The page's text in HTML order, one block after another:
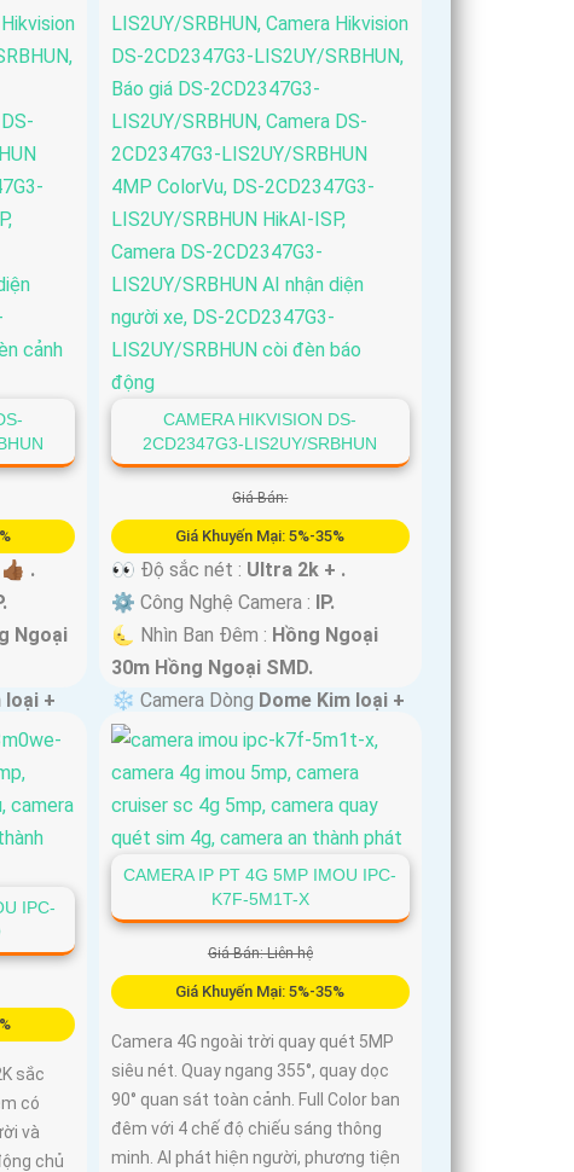
.
Ngoại
loại +
CAMERA HIKVISION DS-
2CD2347G3-LIS2UY/SRBHUN
Giá Bán:
Giá Khuyến Mại: 5%-35%
️
👀 Độ sắc nét : Ultra 2k + .
⚙ Công Nghệ Camera : IP.
🌜 Nhìn Ban Đêm : Hồng Ngoại
30m Hồng Ngoại SMD.
❄ Camera Dòng Dome Kim loại +
Nhựa.
️💮 Ưu Điểm :Thu Âm.
IPC-
sắc
có
và
chủ
CAMERA IP PT 4G 5MP IMOU IPC-
K7F-5M1T-X
Giá Bán: Liên hệ
Giá Khuyến Mại: 5%-35%
Camera 4G ngoài trời quay quét 5MP
siêu nét. Quay ngang 355°, quay dọc
90° quan sát toàn cảnh. Full Color ban
đêm với 4 chế độ chiếu sáng thông
minh. AI phát hiện người, phương tiện